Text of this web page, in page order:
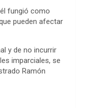
fungió como
pueden afectar
y de no incurrir
imparciales, se
Ramón